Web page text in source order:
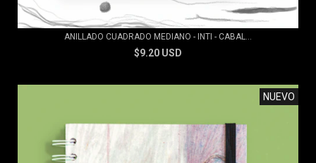
ANILLADO CUADRADO MEDIANO - INTI - CABAL...
$9.20 USD
NUEVO